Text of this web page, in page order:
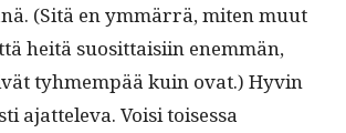
(Sitä en ymmär­rä, miten muut
heitä suosit­taisi­in enem­män,
tyh­mem­pää kuin ovat.) Hyvin
ajat­tel­e­va. Voisi toises­sa